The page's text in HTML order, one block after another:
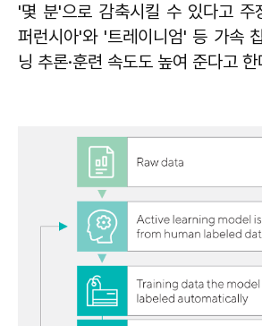
'몇 분'으로 감축시킬 수 있다고 주
퍼런시아'와 '트레이니엄' 등 가속
닝 추론·훈련 속도도 높여 준다고 한